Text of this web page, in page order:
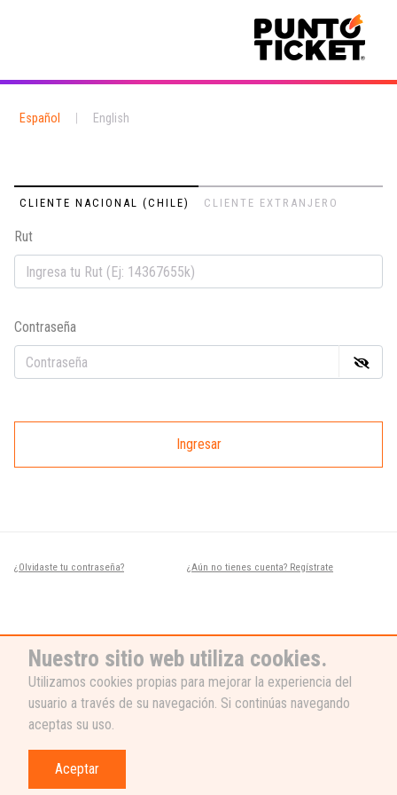
Español English
CLIENTE NACIONAL (CHILE) CLIENTE EXTRANJERO
Rut
Contraseña
Ingresar
¿Olvidaste tu contraseña? ¿Aún no tienes cuenta? Regístrate
Nuestro sitio web utiliza cookies.
Utilizamos cookies propias para mejorar la experiencia del
usuario a través de su navegación. Si continúas navegando
aceptas su uso.
Aceptar
¿NECESITAS AYUDA?
Nuestro equipo de soporte está listo